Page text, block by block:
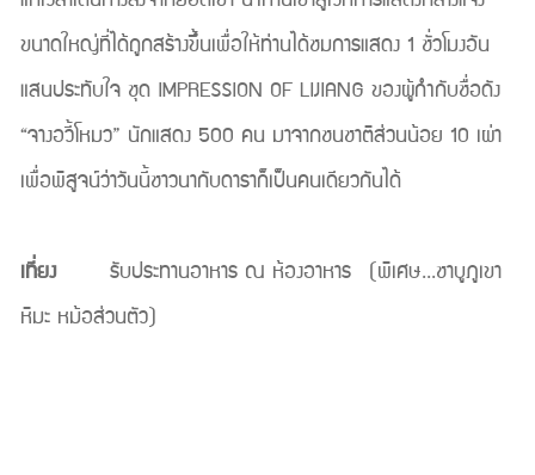
ขนาดใหญ่ที่ได้ถูกสร้างขึ้นเพื่อให้ท่านได้ชมการแสดง 1 ชั่วโมงอัน
แสนประทับใจ ชุด IMPRESSION OF LIJIANG ของผู้กำกับชื่อดัง
“จางอวี้โหมว” นักแสดง 500 คน มาจากชนชาติส่วนน้อย 10 เผ่า
เพื่อพิสูจน์ว่าวันนี้ชาวนากับดาราก็เป็นคนเดียวกันได้
เที่ยงรับประทานอาหาร ณ ห้องอาหาร (พิเศษ...ชาบูภูเขา
หิมะ หม้อส่วนตัว)